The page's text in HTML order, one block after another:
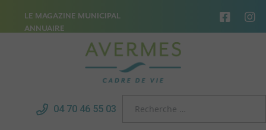
LE MAGAZINE MUNICIPAL
ANNUAIRE
04 70 46 55 03